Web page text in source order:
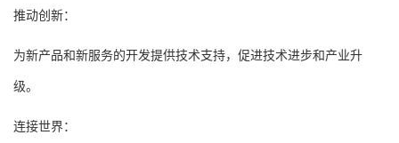
推动创新：
为新产品和新服务的开发提供技术支持，促进技术进步和产业升
级。
连接世界：